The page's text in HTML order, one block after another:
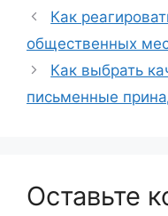
Как
общественных
Как выбрать
письменные
Оставьте